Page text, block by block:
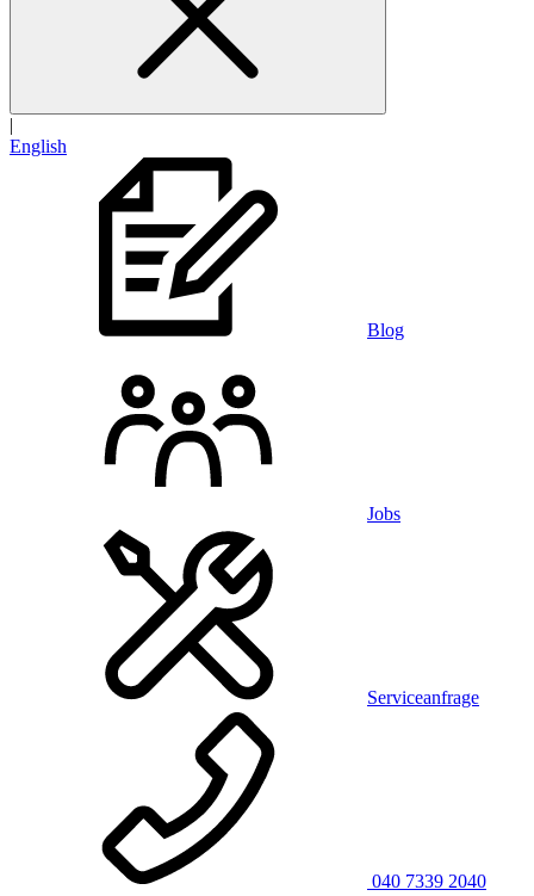
|
English
Blog
Jobs
Serviceanfrage
040 7339 2040